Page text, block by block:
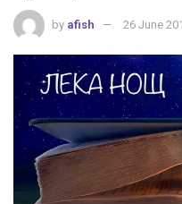
by afish 26 June